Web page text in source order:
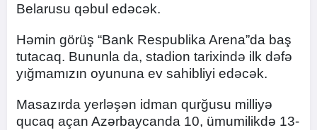
Belarusu qəbul edəcək.
Həmin görüş “Bank Respublika Arena”da baş
tutacaq. Bununla da, stadion tarixində ilk dəfə
yığmamızın oyununa ev sahibliyi edəcək.
Masazırda yerləşən idman qurğusu milliyə
qucaq açan Azərbaycanda 10, ümumilikdə 13-